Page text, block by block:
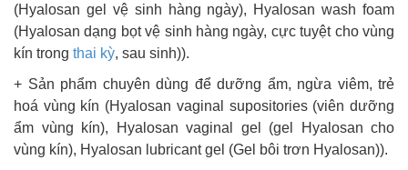
(Hyalosan gel vệ sinh hàng ngày), Hyalosan wash foam
(Hyalosan dạng bọt vệ sinh hàng ngày, cực tuyệt cho vùng
kín trong thai kỳ, sau sinh)).
+ Sản phẩm chuyên dùng để dưỡng ẩm, ngừa viêm, trẻ
hoá vùng kín (Hyalosan vaginal supositories (viên dưỡng
ẩm vùng kín), Hyalosan vaginal gel (gel Hyalosan cho
vùng kín), Hyalosan lubricant gel (Gel bôi trơn Hyalosan)).